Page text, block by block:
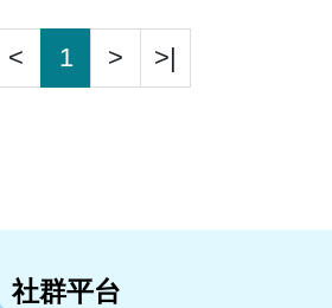
< 1 > >|
社群平台